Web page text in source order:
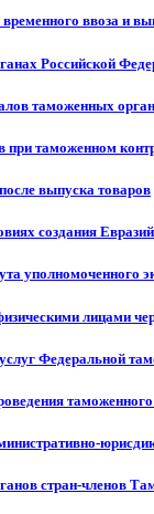
ввоза и
Российской
таможенных
при таможенном
выпуска товаров
создания
уполномоченного
лицами
Федеральной
стран-членов